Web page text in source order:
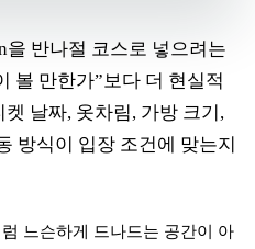
을 반나절 코스로 넣으려는
볼 만한가”보다 더 현실적
날짜, 옷차림, 가방 크기,
방식이 입장 조건에 맞는지
느슨하게 드나드는 공간이 아